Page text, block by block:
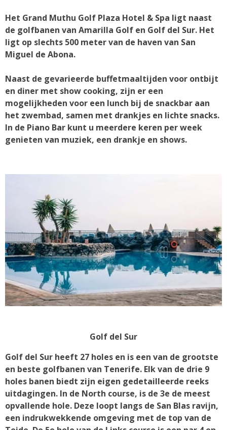
Het Grand Muthu Golf Plaza Hotel & Spa ligt naast
de golfbanen van Amarilla Golf en Golf del Sur. Het
ligt op slechts 500 meter van de haven van San
Miguel de Abona.
Naast de gevarieerde buffetmaaltijden voor ontbijt
en diner met show cooking, zijn er een
mogelijkheden voor een lunch bij de snackbar aan
het zwembad, samen met drankjes en lichte snacks.
In de Piano Bar kunt u meerdere keren per week
genieten van muziek, een drankje en shows.
Golf del Sur
Golf del Sur heeft 27 holes en is een van de grootste
en beste golfbanen van Tenerife. Elk van de drie 9
holes banen biedt zijn eigen gedetailleerde reeks
uitdagingen. In de North course, is de 3e de meest
opvallende hole. Deze loopt langs de San Blas ravijn,
een indrukwekkende omgeving met de top van de